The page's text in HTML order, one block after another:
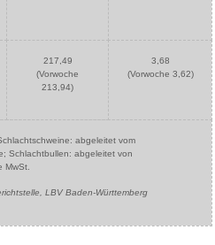
217,49
(Vorwoche
213,94)
3,68
(Vorwoche 3,62)
abgeleitet vom
Schlachtbullen: abgeleitet von
MwSt.
LBV Baden-Württemberg